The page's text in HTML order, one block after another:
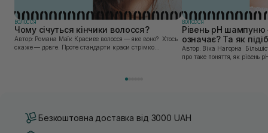
ВОЛОССЯ
Чому січуться кінчики волосся?
Автор: Романа Маїк Красиве волосся — яке воно? Хтось
скаже — довге. Проте стандарти краси стрімко
ВОЛОССЯ
Рівень pH шампуню
означає? Та як
Автор: Віка Нагорна Більшість людей, напевно, чули
про таке поняття, як рівень
Безкоштовна доставка від 3000 UAH